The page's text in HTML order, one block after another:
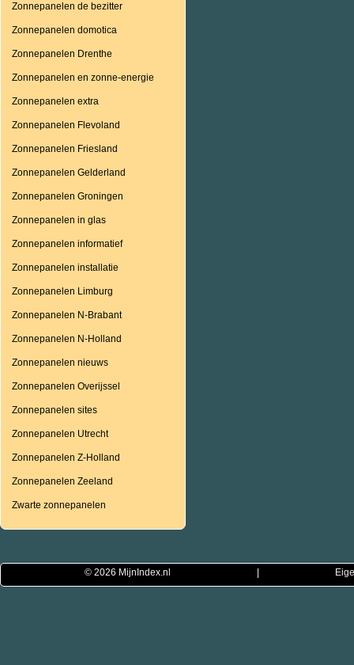
Zonnepanelen de bezitter
Zonnepanelen domotica
Zonnepanelen Drenthe
Zonnepanelen en zonne-energie
Zonnepanelen extra
Zonnepanelen Flevoland
Zonnepanelen Friesland
Zonnepanelen Gelderland
Zonnepanelen Groningen
Zonnepanelen in glas
Zonnepanelen informatief
Zonnepanelen installatie
Zonnepanelen Limburg
Zonnepanelen N-Brabant
Zonnepanelen N-Holland
Zonnepanelen nieuws
Zonnepanelen Overijssel
Zonnepanelen sites
Zonnepanelen Utrecht
Zonnepanelen Z-Holland
Zonnepanelen Zeeland
Zwarte zonnepanelen
© 2026 MijnIndex.nl